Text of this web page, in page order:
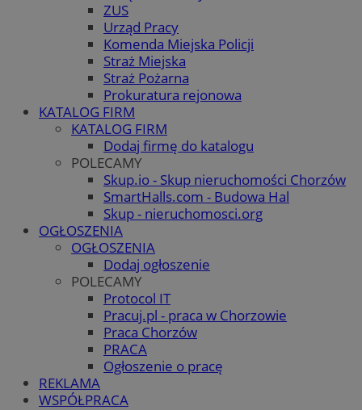
ZUS
Urząd Pracy
Komenda Miejska Policji
Straż Miejska
Straż Pożarna
Prokuratura rejonowa
KATALOG FIRM
KATALOG FIRM
Dodaj firmę do katalogu
POLECAMY
Skup.io - Skup nieruchomości Chorzów
SmartHalls.com - Budowa Hal
Skup - nieruchomosci.org
OGŁOSZENIA
OGŁOSZENIA
Dodaj ogłoszenie
POLECAMY
Protocol IT
Pracuj.pl - praca w Chorzowie
Praca Chorzów
PRACA
Ogłoszenie o pracę
REKLAMA
WSPÓŁPRACA